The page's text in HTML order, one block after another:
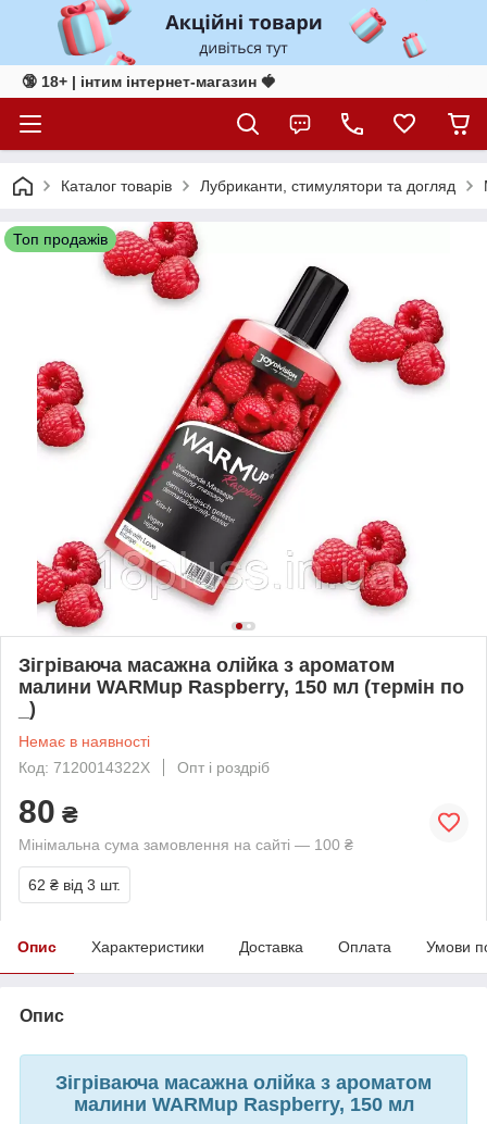
🔞 18+ | інтим інтернет-магазин 🍓
Каталог товарів Лубриканти, стимулятори та догляд
Топ продажів
Зігріваюча масажна олійка з ароматом
малини WARMup Raspberry, 150 мл (термін по
_)
Немає в наявності
Код: 7120014322X
Опт і роздріб
80 ₴
Мінімальна сума замовлення на сайті — 100 ₴
62 ₴ від 3 шт.
Опис Характеристики Доставка Оплата Умови
Опис
Зігріваюча масажна олійка з ароматом
малини WARMup Raspberry, 150 мл